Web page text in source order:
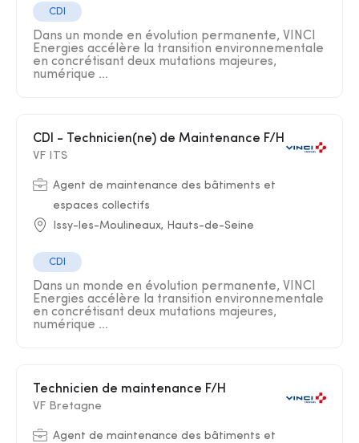
CDI
Dans un monde en évolution permanente, VINCI
Energies accélère la transition environnementale
en concrétisant deux mutations majeures,
numérique ...
CDI - Technicien(ne) de Maintenance F/H
VF ITS
Agent de maintenance des bâtiments et
espaces collectifs
Issy-les-Moulineaux, Hauts-de-Seine
CDI
Dans un monde en évolution permanente, VINCI
Energies accélère la transition environnementale
en concrétisant deux mutations majeures,
numérique ...
Technicien de maintenance F/H
VF Bretagne
Agent de maintenance des bâtiments et